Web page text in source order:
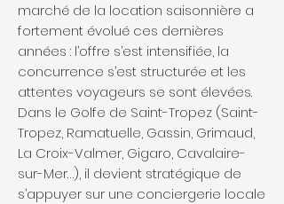
marché de la location saisonnière a
fortement évolué ces dernières
années : l’offre s’est intensifiée, la
concurrence s’est structurée et les
attentes voyageurs se sont élevées.
Dans le Golfe de Saint-Tropez (Saint-
Tropez, Ramatuelle, Gassin, Grimaud,
La Croix-Valmer, Gigaro, Cavalaire-
sur-Mer…), il devient stratégique de
s’appuyer sur une conciergerie locale